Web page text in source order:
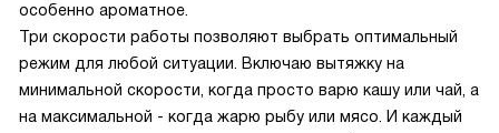
особенно ароматное.
Три скорости работы позволяют выбрать оптимальный
режим для любой ситуации. Включаю вытяжку на
минимальной скорости, когда просто варю кашу или чай, а
на максимальной - когда жарю рыбу или мясо. И каждый